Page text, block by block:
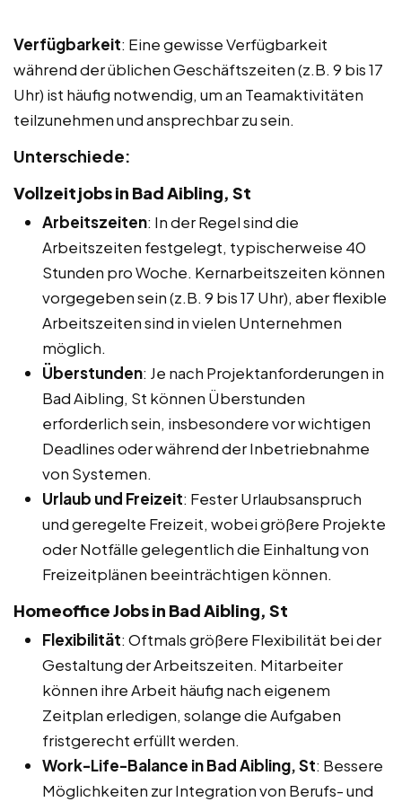
Verfügbarkeit: Eine gewisse Verfügbarkeit
während der üblichen Geschäftszeiten (z.B. 9 bis 17
Uhr) ist häufig notwendig, um an Teamaktivitäten
teilzunehmen und ansprechbar zu sein.
Unterschiede:
Vollzeitjobs in Bad Aibling, St
Arbeitszeiten: In der Regel sind die
Arbeitszeiten festgelegt, typischerweise 40
Stunden pro Woche. Kernarbeitszeiten können
vorgegeben sein (z.B. 9 bis 17 Uhr), aber flexible
Arbeitszeiten sind in vielen Unternehmen
möglich.
Überstunden: Je nach Projektanforderungen in
Bad Aibling, St können Überstunden
erforderlich sein, insbesondere vor wichtigen
Deadlines oder während der Inbetriebnahme
von Systemen.
Urlaub und Freizeit: Fester Urlaubsanspruch
und geregelte Freizeit, wobei größere Projekte
oder Notfälle gelegentlich die Einhaltung von
Freizeitplänen beeinträchtigen können.
Homeoffice Jobs in Bad Aibling, St
Flexibilität: Oftmals größere Flexibilität bei der
Gestaltung der Arbeitszeiten. Mitarbeiter
können ihre Arbeit häufig nach eigenem
Zeitplan erledigen, solange die Aufgaben
fristgerecht erfüllt werden.
Work-Life-Balance in Bad Aibling, St: Bessere
Möglichkeiten zur Integration von Berufs- und